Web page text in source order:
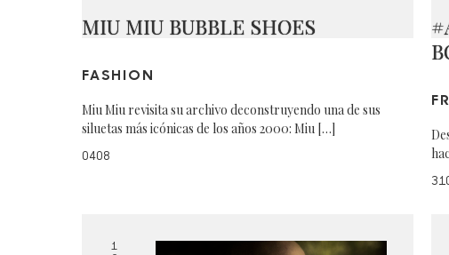
MIU MIU BUBBLE SHOES
FASHION
Miu Miu revisita su archivo deconstruyendo una de sus
siluetas más icónicas de los años 2000: Miu […]
0408
1